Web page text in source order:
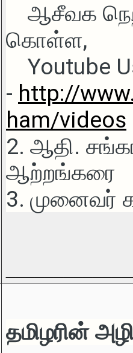
ஆசீவக
கொள்ள,
Youtube
- http://
ham/videos
2. ஆதி.
ஆற்றங்கரை
3. முனைவர்
தமிழரின்